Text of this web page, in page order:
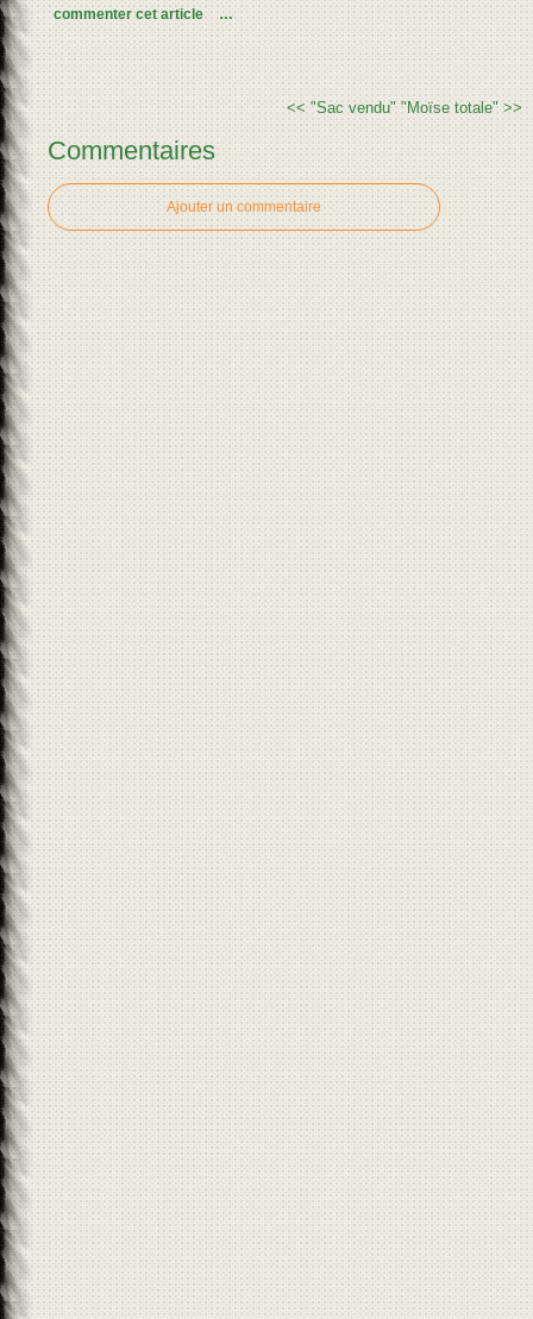
commenter cet article
…
<< "Sac vendu" "Moïse totale" >>
Commentaires
Ajouter un commentaire